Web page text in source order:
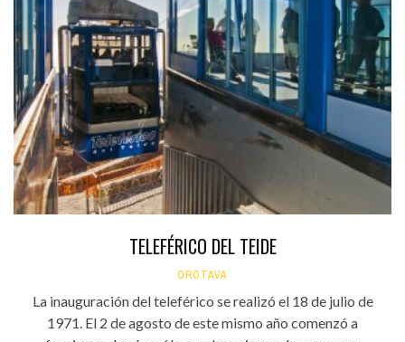
TELEFÉRICO DEL TEIDE
OROTAVA
La inauguración del teleférico se realizó el 18 de julio de
1971. El 2 de agosto de este mismo año comenzó a